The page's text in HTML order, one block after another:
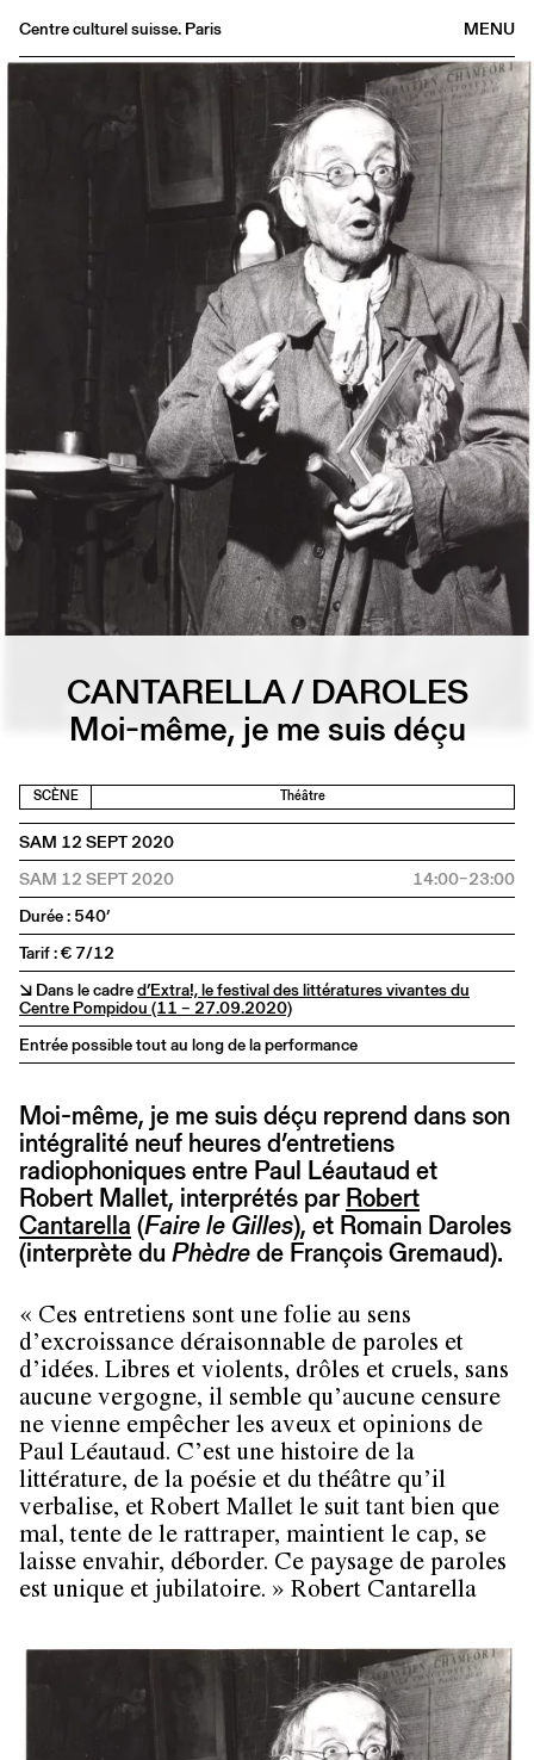
MENU
Centre culturel suisse. Paris
Informations
CANTARELLA / DAROLES
Moi-même, je me suis déçu
SCÈNE Théâtre
SAM 12 SEPT 2020
SAM 12 SEPT 2020
14:00–23:00
Durée : 540’
Tarif : € 7/12
↘ Dans le cadred’Extra!, le festival des littératures vivantes du
Centre Pompidou (11 – 27.09.2020)
Entrée possible tout au long de la performance
Moi-même, je me suis déçu reprend dans son
intégralité neuf heures d’entretiens
radiophoniques entre Paul Léautaud et
Robert Mallet, interprétés parRobert
Cantarella (Faire le Gilles), et Romain Daroles
(interprète du Phèdrede François Gremaud).
« Ces entretiens sont une folie au sens
d’excroissance déraisonnable de paroles et
d’idées. Libres et violents, drôles et cruels, sans
aucune vergogne, il semble qu’aucune censure
ne vienne empêcher les aveux et opinions de
Paul Léautaud. C’est une histoire de la
littérature, de la poésie et du théâtre qu’il
verbalise, et Robert Mallet le suit tant bien que
mal, tente de le rattraper, maintient le cap, se
laisse envahir, déborder. Ce paysage de paroles
est unique et jubilatoire. » Robert Cantarella